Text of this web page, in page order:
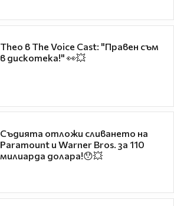
Theo в The Voice Cast: "Правен съм
в дискотека!" 👀💥
Съдията отложи сливането на
Paramount и Warner Bros. за 110
милиарда долара!😯💥